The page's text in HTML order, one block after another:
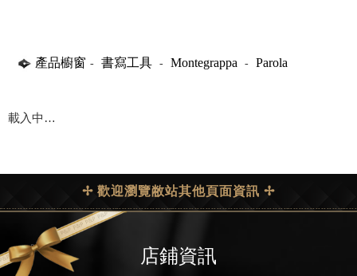
產品櫥窗 - 書寫工具 - Montegrappa - Parola
載入中…
✢ 歡迎瀏覽敝站其他頁面資訊 ✢
店鋪資訊